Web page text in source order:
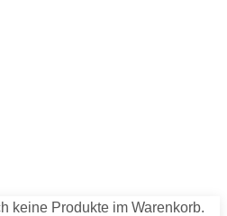
keine Produkte im Warenkorb.